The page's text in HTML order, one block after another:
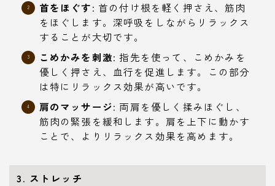
首をほぐす: 首の付け根を軽く押さえ、筋肉
をほぐします。深呼吸をしながらリラックス
することが大切です。
こめかみを刺激: 指先を使って、こめかみを
優しく押さえ、血行を促進します。この部分
は特にリラックス効果が高いです。
肩のマッサージ: 両肩を優しく揉みほぐし、
筋肉の緊張を緩和します。肩を上下に動かす
ことで、よりリラックス効果を高めます。
3. ストレッチ